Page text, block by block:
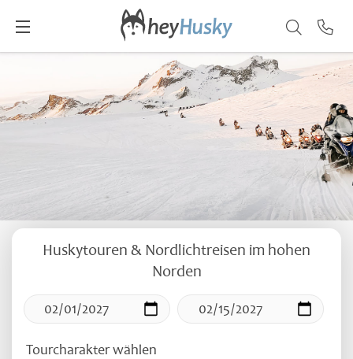
Huskytouren & Nordlichtreisen im hohen
Norden
Tourcharakter wählen